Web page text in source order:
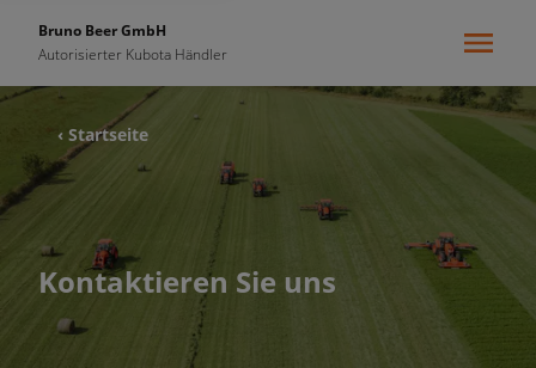
Bruno Beer GmbH
Autorisierter Kubota Händler
‹ Startseite
Kontaktieren Sie uns